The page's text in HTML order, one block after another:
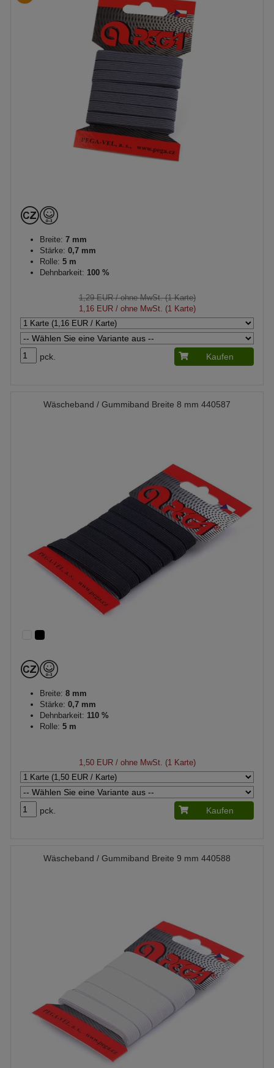
Breite: 7 mm
Stärke: 0,7 mm
Rolle: 5 m
Dehnbarkeit: 100 %
1,29 EUR/ ohne MwSt. (1 Karte)
1,16 EUR/ ohne MwSt. (1 Karte)
pck. Kaufen
Wäscheband / Gummiband Breite 8 mm 440587
Breite: 8 mm
Stärke: 0,7 mm
Dehnbarkeit: 110 %
Rolle: 5 m
1,50 EUR/ ohne MwSt. (1 Karte)
pck. Kaufen
Wäscheband / Gummiband Breite 9 mm 440588